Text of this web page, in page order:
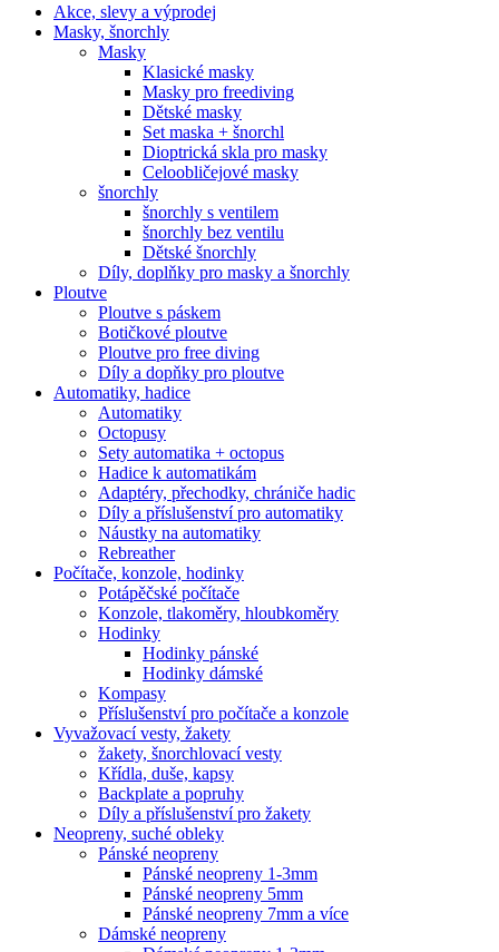
Akce, slevy a výprodej
Masky, šnorchly
Masky
Klasické masky
Masky pro freediving
Dětské masky
Set maska + šnorchl
Dioptrická skla pro masky
Celoobličejové masky
šnorchly
šnorchly s ventilem
šnorchly bez ventilu
Dětské šnorchly
Díly, doplňky pro masky a šnorchly
Ploutve
Ploutve s páskem
Botičkové ploutve
Ploutve pro free diving
Díly a dopňky pro ploutve
Automatiky, hadice
Automatiky
Octopusy
Sety automatika + octopus
Hadice k automatikám
Adaptéry, přechodky, chrániče hadic
Díly a příslušenství pro automatiky
Náustky na automatiky
Rebreather
Počítače, konzole, hodinky
Potápěčské počítače
Konzole, tlakoměry, hloubkoměry
Hodinky
Hodinky pánské
Hodinky dámské
Kompasy
Příslušenství pro počítače a konzole
Vyvažovací vesty, žakety
žakety, šnorchlovací vesty
Křídla, duše, kapsy
Backplate a popruhy
Díly a příslušenství pro žakety
Neopreny, suché obleky
Pánské neopreny
Pánské neopreny 1-3mm
Pánské neopreny 5mm
Pánské neopreny 7mm a více
Dámské neopreny